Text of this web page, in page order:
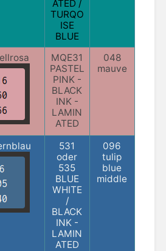
ATED /
TURQO
ISE
BLUE
MQE31
PASTEL
PINK -
BLACK
INK -
LAMIN
ATED
048
mauve
531
oder
535
BLUE
WHITE
/
BLACK
INK -
LAMIN
ATED
096
tulip
blue
middle